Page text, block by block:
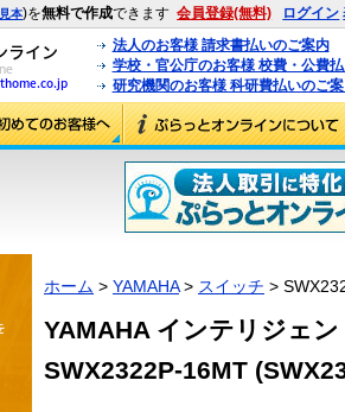
見本)を無料で作成できます 会員登録(無料) ログイン
法人のお客様 請求書払いのご案内
学校・官公庁のお客様 校費・公費
研究機関のお客様 科研費払いのご
ホーム > YAMAHA> スイッチ >
YAMAHA インテリジェ
SWX2322P-16MT